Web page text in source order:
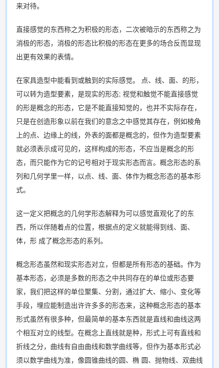
来对待。
直接感觉的东西称之为积极的形态，二次被暗示的东西称之为
消极的形态，消极的形态比积极的形态在更多的场合反而显现
出更有效果的表情。
在家具造型中能看到或触到的实际感觉。 点、线、面、的形，
可以转为造型要素，是现实的形态; 视觉和触觉不能直接感觉
的形是概念的形态，它是不能直接知觉的，也并不实际存在，
只是在创造形象以前在我们的意念之中感觉其存在，例如棱角
上的点、边缘上的线，外表的面都是概念的，但作为造型要素
就必须表示成可见的，这样构成的形态，不应当是概念的形
态，而只能作为它的记号相对于现实形态而言。概念形态的系
列和几何学里一样，以点、线、面、体作为概念形态的基本形
式。
这一定义把概念的几何学形态解释为可以感觉直观化了的东
西，所以伴随着点的位置，根据点的定义就能得到线、面、
体，形 成了概念形态的系列。
概念形态虽然和现实形态对立，但都是所有形态的基础。作为
基本形态，必须是多数的形态之中共同存在的单位或形态要
家，我们把这样的单位聚集、分割，通过扩大、缩小、变化等
手段，埋应能制造出许许多多的形态来，这种概念形态的基本
形式虽然有很多种，但最简单的基本东西就是直线和曲线这两
个相互对立的线型。在概念上直线就是种，形式上可有直线和
折线之分，曲线有自由曲线和数学曲线等，但作为基本形式必
须以数学曲线为准，像圆锥曲线的圆、椭 圆、抛物线、双曲线